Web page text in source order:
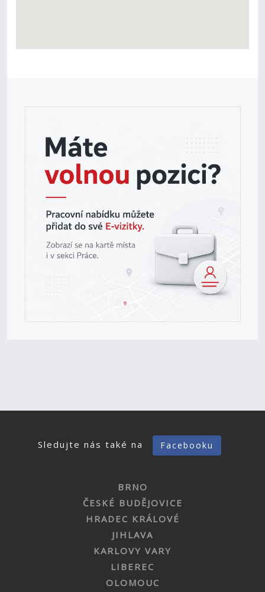
Sledujte nás také na Facebooku
BRNO
ČESKÉ BUDĚJOVICE
HRADEC KRÁLOVÉ
JIHLAVA
KARLOVY VARY
LIBEREC
OLOMOUC